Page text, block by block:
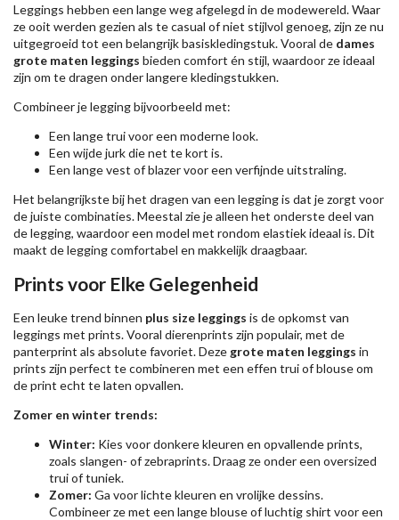
Leggings hebben een lange weg afgelegd in de modewereld. Waar
ze ooit werden gezien als te casual of niet stijlvol genoeg, zijn ze nu
uitgegroeid tot een belangrijk basiskledingstuk. Vooral de dames
grote maten leggings bieden comfort én stijl, waardoor ze ideaal
zijn om te dragen onder langere kledingstukken.
Combineer je legging bijvoorbeeld met:
Een lange trui voor een moderne look.
Een wijde jurk die net te kort is.
Een lange vest of blazer voor een verfijnde uitstraling.
Het belangrijkste bij het dragen van een legging is dat je zorgt voor
de juiste combinaties. Meestal zie je alleen het onderste deel van
de legging, waardoor een model met rondom elastiek ideaal is. Dit
maakt de legging comfortabel en makkelijk draagbaar.
Prints voor Elke Gelegenheid
Een leuke trend binnen plus size leggings is de opkomst van
leggings met prints. Vooral dierenprints zijn populair, met de
panterprint als absolute favoriet. Deze grote maten leggings in
prints zijn perfect te combineren met een effen trui of blouse om
de print echt te laten opvallen.
Zomer en winter trends:
Winter: Kies voor donkere kleuren en opvallende prints,
zoals slangen- of zebraprints. Draag ze onder een oversized
trui of tuniek.
Zomer: Ga voor lichte kleuren en vrolijke dessins.
Combineer ze met een lange blouse of luchtig shirt voor een